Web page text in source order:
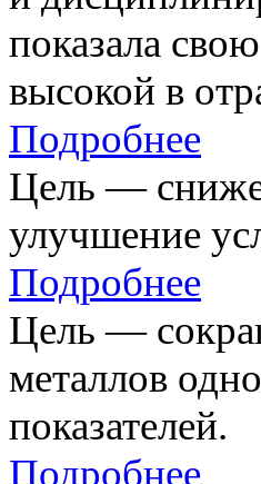
показала
высокой в
Подробнее
Цель —
улучшение
Подробнее
Цель —
металлов
показателей.
Подробнее